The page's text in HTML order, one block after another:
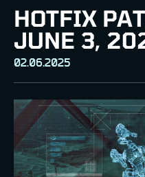
HOTFIX
JUNE 3,
02.06.2025